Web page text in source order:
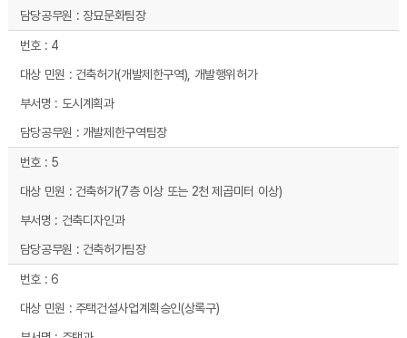
장묘문화팀장
4
건축허가(개발제한구역), 개발행위허가
도시계획과
개발제한구역팀장
5
건축허가(7층 이상 또는 2천 제곱미터 이상)
건축디자인과
건축허가팀장
6
주택건설사업계획승인(상록구)